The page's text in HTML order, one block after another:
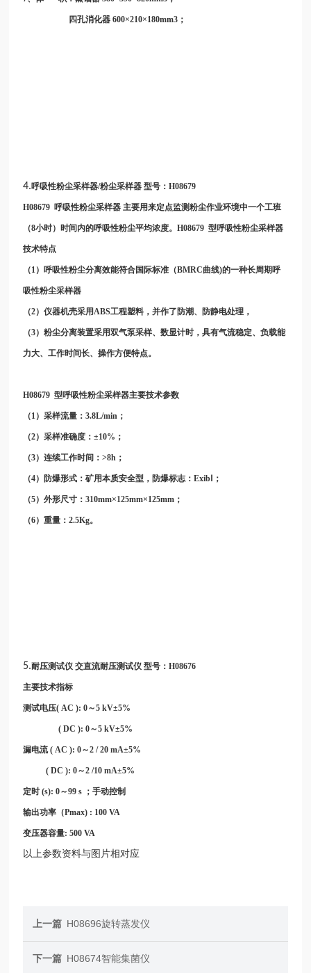
四孔消化器 600×210×180mm3；
4.呼吸性粉尘采样器/粉尘采样器 型号：H08679
H08679呼吸性粉尘采样器 主要用来定点监测粉尘作业环境中一个工班
（8小时）时间内的呼吸性粉尘平均浓度。H08679型呼吸性粉尘采样器
技术特点
（1）呼吸性粉尘分离效能符合国际标准（BMRC曲线)的一种长周期呼
吸性粉尘采样器
（2）仪器机壳采用ABS工程塑料，并作了防潮、防静电处理，
（3）粉尘分离装置采用双气泵采样、数显计时，具有气流稳定、负载能
力大、工作时间长、操作方便特点。
H08679型呼吸性粉尘采样器主要技术参数
（1）采样流量：3.8L/min；
（2）采样准确度：±10%；
（3）连续工作时间：>8h；
（4）防爆形式：矿用本质安全型，防爆标志：ExibⅠ；
（5）外形尺寸：310mm×125mm×125mm；
（6）重量：2.5Kg。
5.耐压测试仪 交直流耐压测试仪 型号：H08676
主要技术指标
测试电压( AC ): 0～5 kV±5%
( DC ): 0～5 kV±5%
漏电流 ( AC ): 0～2 / 20 mA±5%
( DC ): 0～2 /10 mA±5%
定时 (s): 0～99 s ；手动控制
输出功率（Pmax) : 100 VA
变压器容量: 500 VA
以上参数资料与图片相对应
上一篇 H08696旋转蒸发仪
下一篇 H08674智能集菌仪